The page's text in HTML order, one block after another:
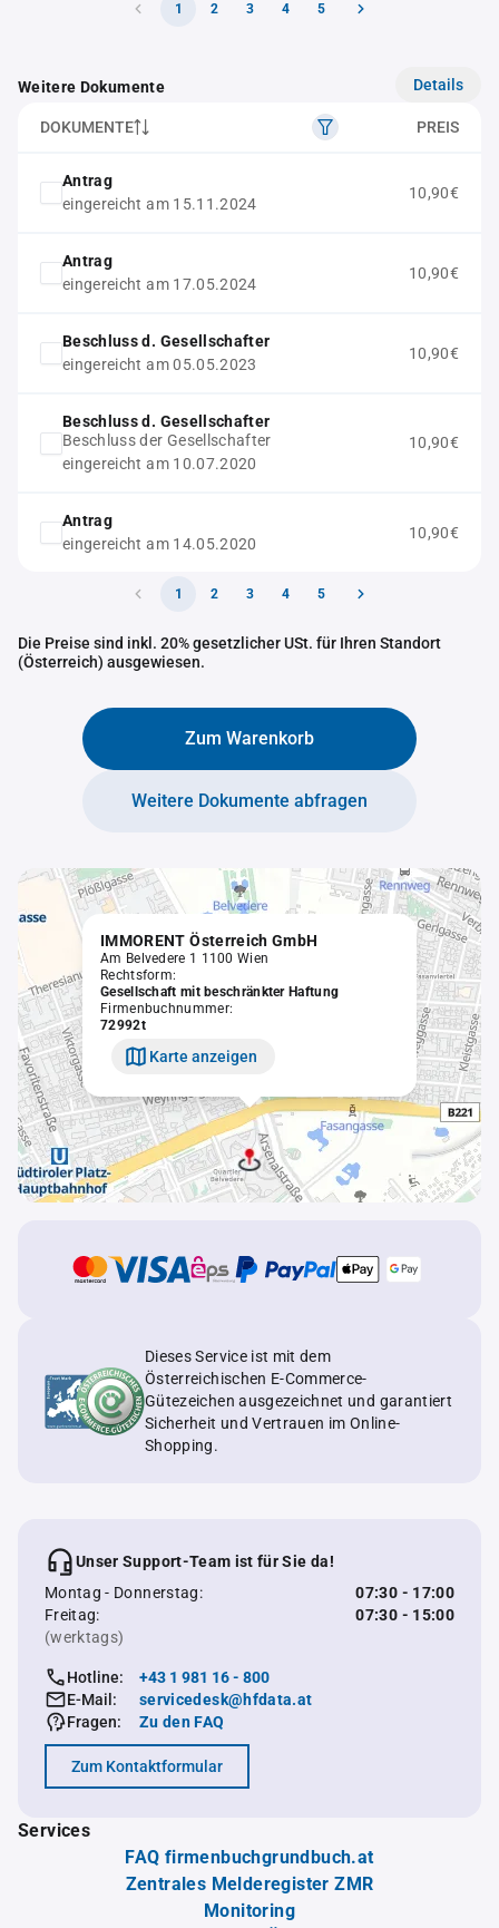
1 2 3 4 5
Weitere Dokumente Details
DOKUMENTE PREIS
Antrag
eingereicht am 15.11.2024
10,90€
Antrag
eingereicht am 17.05.2024
10,90€
Beschluss d. Gesellschafter
eingereicht am 05.05.2023
10,90€
Beschluss d. Gesellschafter
Beschluss der Gesellschafter
eingereicht am 10.07.2020
10,90€
Antrag
eingereicht am 14.05.2020
10,90€
1 2 3 4 5
Die Preise sind inkl. 20% gesetzlicher USt. für Ihren Standort
(Österreich) ausgewiesen.
Zum Warenkorb
Weitere Dokumente abfragen
IMMORENT Österreich GmbH
Am Belvedere 1 1100 Wien
Rechtsform:
Gesellschaft mit beschränkter Haftung
Firmenbuchnummer:
72992t
Karte anzeigen
Dieses Service ist mit dem
Österreichischen E-Commerce-
Gütezeichen ausgezeichnet und garantiert
Sicherheit und Vertrauen im Online-
Shopping.
Unser Support-Team ist für Sie da!
Montag - Donnerstag:
07:30 - 17:00
Freitag:
07:30 - 15:00
(werktags)
Hotline:
+43 1 981 16 - 800
E-Mail:
servicedesk@hfdata.at
Fragen:
Zu den FAQ
Zum Kontaktformular
Services
FAQ firmenbuchgrundbuch.at
Zentrales Melderegister ZMR
Monitoring